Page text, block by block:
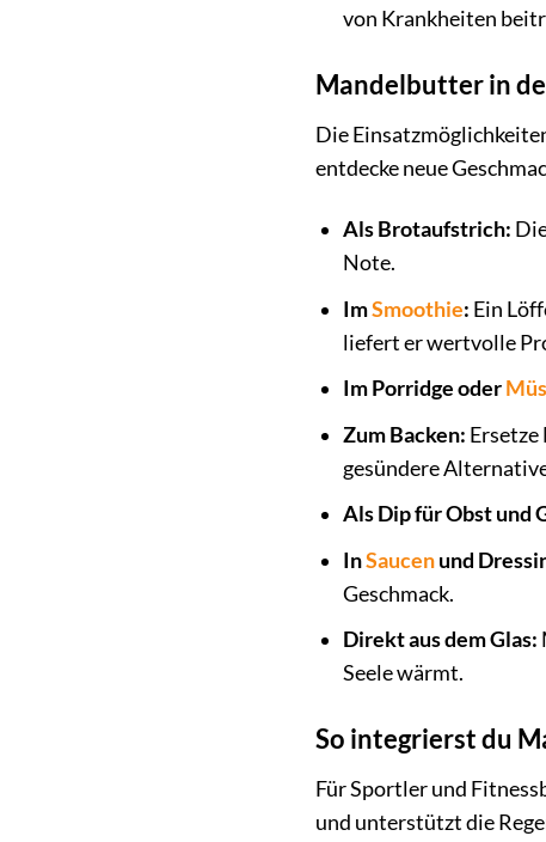
von Krankheiten
Mandelbutter in
Die
entdecke neue
Als Brotaufstrich:
Note.
ImSmoothie: Ein
liefert er wertvolle
Im Porridge oder
Zum Backen:
gesündere
Als Dip für Obst und
InSaucenund
Geschmack.
Direkt aus dem Glas:
Seele wärmt.
So integrierst du
Für Sportler und
und unterstützt die